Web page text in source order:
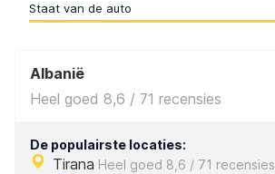
Staat van de auto
Albanië
Heel goed 8,6 / 71 recensies
De populairste locaties:
Tirana Heel goed 8,6 / 71 recensies